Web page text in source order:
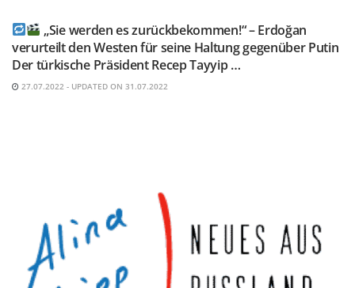
„Sie werden es zurückbekommen!“ – Erdoğan
verurteilt den Westen für seine Haltung gegenüber Putin
Der türkische Präsident Recep Tayyip …
27.07.2022 - UPDATED ON 31.07.2022